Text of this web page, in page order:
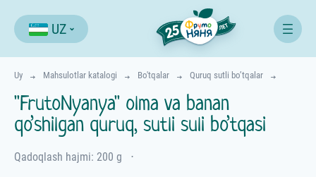
UZ
Uy Mahsulotlar katalogi Bo'tqalar Quruq sutli bo’tqalar
"FrutoNyanya" olma va banan
qo’shilgan quruq, sutli suli bo’tqasi
Qadoqlash hajmi: 200 g ⋅